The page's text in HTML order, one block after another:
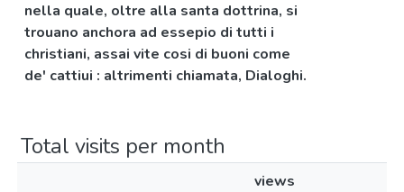
nella quale, oltre alla santa dottrina, si
trouano anchora ad essepio di tutti i
christiani, assai vite cosi di buoni come
de' cattiui : altrimenti chiamata, Dialoghi.
Total visits per month
views